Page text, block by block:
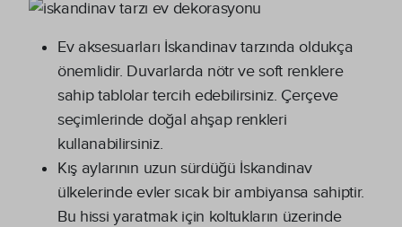
Ev aksesuarları İskandinav tarzında oldukça
önemlidir. Duvarlarda nötr ve soft renklere
sahip tablolar tercih edebilirsiniz. Çerçeve
seçimlerinde doğal ahşap renkleri
kullanabilirsiniz.
Kış aylarının uzun sürdüğü İskandinav
ülkelerinde evler sıcak bir ambiyansa sahiptir.
Bu hissi yaratmak için koltukların üzerinde